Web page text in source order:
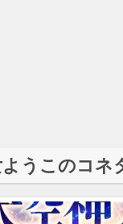
うこのコネ